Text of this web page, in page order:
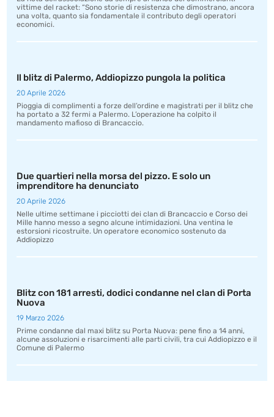
vittime del racket: “Sono storie di resistenza che dimostrano, ancora
una volta, quanto sia fondamentale il contributo degli operatori
economici.
Il blitz di Palermo, Addiopizzo pungola la politica
20 Aprile 2026
Pioggia di complimenti a forze dell’ordine e magistrati per il blitz che
ha portato a 32 fermi a Palermo. L’operazione ha colpito il
mandamento mafioso di Brancaccio.
Due quartieri nella morsa del pizzo. E solo un
imprenditore ha denunciato
20 Aprile 2026
Nelle ultime settimane i picciotti dei clan di Brancaccio e Corso dei
Mille hanno messo a segno alcune intimidazioni. Una ventina le
estorsioni ricostruite. Un operatore economico sostenuto da
Addiopizzo
Blitz con 181 arresti, dodici condanne nel clan di Porta
Nuova
19 Marzo 2026
Prime condanne dal maxi blitz su Porta Nuova: pene fino a 14 anni,
alcune assoluzioni e risarcimenti alle parti civili, tra cui Addiopizzo e il
Comune di Palermo